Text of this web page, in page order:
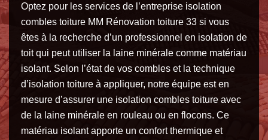
Optez pour les services de l’entreprise isolation
combles toiture MM Rénovation toiture 33 si vous
êtes à la recherche d’un professionnel en isolation de
toit qui peut utiliser la laine minérale comme matériau
isolant. Selon l’état de vos combles et la technique
d’isolation toiture à appliquer, notre équipe est en
mesure d’assurer une isolation combles toiture avec
de la laine minérale en rouleau ou en flocons. Ce
matériau isolant apporte un confort thermique et